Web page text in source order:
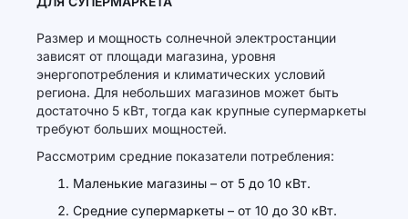
Размер и мощность солнечной электростанции
зависят от площади магазина, уровня
энергопотребления и климатических условий
региона. Для небольших магазинов может быть
достаточно 5 кВт, тогда как крупные супермаркеты
требуют больших мощностей.
Рассмотрим средние показатели потребления:
Маленькие магазины – от 5 до 10 кВт.
Средние супермаркеты – от 10 до 30 кВт.